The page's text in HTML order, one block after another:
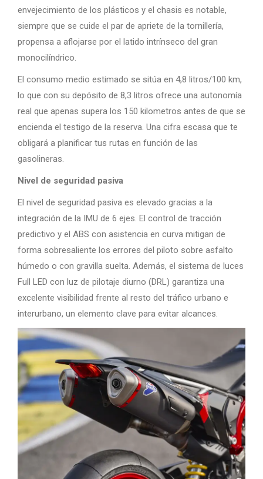
envejecimiento de los plásticos y el chasis es notable,
siempre que se cuide el par de apriete de la tornillería,
propensa a aflojarse por el latido intrínseco del gran
monocilíndrico.
El consumo medio estimado se sitúa en 4,8 litros/100 km,
lo que con su depósito de 8,3 litros ofrece una autonomía
real que apenas supera los 150 kilometros antes de que se
encienda el testigo de la reserva. Una cifra escasa que te
obligará a planificar tus rutas en función de las
gasolineras.
Nivel de seguridad pasiva
El nivel de seguridad pasiva es elevado gracias a la
integración de la IMU de 6 ejes. El control de tracción
predictivo y el ABS con asistencia en curva mitigan de
forma sobresaliente los errores del piloto sobre asfalto
húmedo o con gravilla suelta. Además, el sistema de luces
Full LED con luz de pilotaje diurno (DRL) garantiza una
excelente visibilidad frente al resto del tráfico urbano e
interurbano, un elemento clave para evitar alcances.